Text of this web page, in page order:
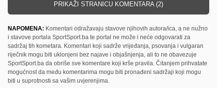
PRIKAŽI STRANICU KOMENTARA (2)
NAPOMENA: Komentari odražavaju stavove njihovih autora/ica, a ne nužno
i stavove portala SportSport.ba te portal ne može i neće odgovarati za
sadržaj tih kometara. Komentari koji sadrže vrijeđanja, psovanja i vulgaran
riječnik mogu biti uklonjeni bez najave i objašnjenja, ali to ne obavezuje
SportSport.ba da obriše sve komentare koji krše pravila. Čitanjem prihvatate
mogućnost da među komentarima mogu biti pronađeni sadržaji koji mogu
biti u suprotnosti sa vašim uvjerenjima.